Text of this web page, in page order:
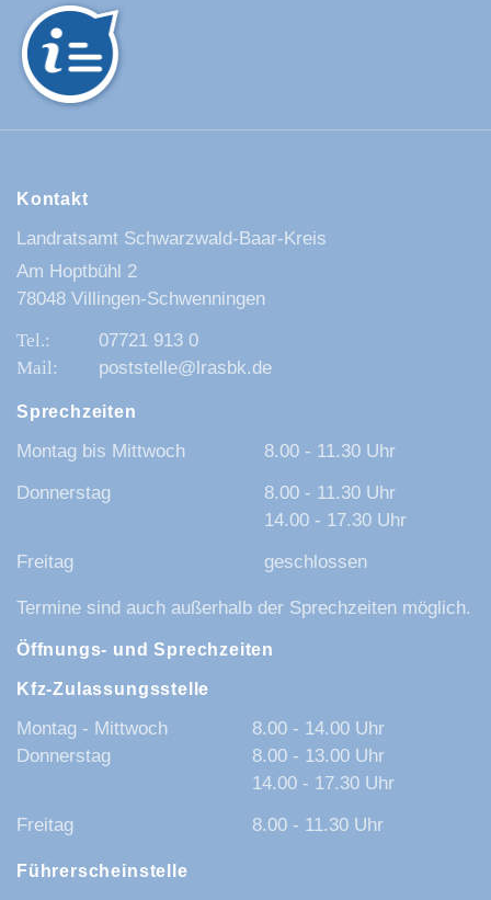
Kontakt
Landratsamt Schwarzwald-Baar-Kreis
Am Hoptbühl 2
78048 Villingen-Schwenningen
07721 913 0
poststelle@lrasbk.de
Sprechzeiten
Montag bis Mittwoch
8.00 - 11.30 Uhr
Donnerstag
8.00 - 11.30 Uhr
14.00 - 17.30 Uhr
Freitag
geschlossen
Termine sind auch außerhalb der Sprechzeiten möglich.
Öffnungs- und Sprechzeiten
Kfz-Zulassungsstelle
Montag - Mittwoch
8.00 - 14.00 Uhr
Donnerstag
8.00 - 13.00 Uhr
14.00 - 17.30 Uhr
Freitag
8.00 - 11.30 Uhr
Führerscheinstelle